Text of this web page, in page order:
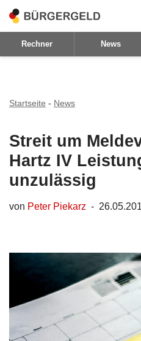
Zum
Inhalt
Rechner News
Startseite - News
Streit um
Hartz IV
unzulässig
von Peter Piekarz